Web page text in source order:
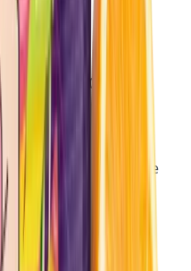
JOHN | 200G
Pfirsich und spritzige
ein klares und